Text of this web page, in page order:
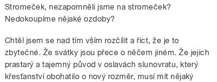
Stromeček, nezapomněli jsme na stromeček?
Nedokoupíme nějaké ozdoby?
Chtěl jsem se nad tím vším rozčílit a říct, že je to
zbytečné. Že svátky jsou přece o něčem jiném. Že jejich
prastarý a tajemný původ v oslavách slunovratu, který
křesťanství obohatilo o nový rozměr, musí mít nějaký